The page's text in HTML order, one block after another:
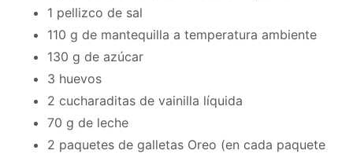
1 pellizco de sal
110 g de mantequilla a temperatura ambiente
130 g de azúcar
3 huevos
2 cucharaditas de vainilla líquida
70 g de leche
2 paquetes de galletas Oreo (en cada paquete